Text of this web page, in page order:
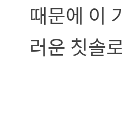
때문에 이
러운 칫솔